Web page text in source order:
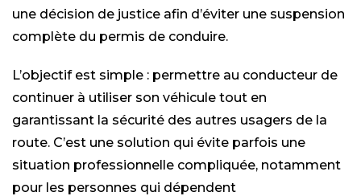
une décision de justice afin d’éviter une suspension
complète du permis de conduire.
L’objectif est simple : permettre au conducteur de
continuer à utiliser son véhicule tout en
garantissant la sécurité des autres usagers de la
route. C’est une solution qui évite parfois une
situation professionnelle compliquée, notamment
pour les personnes qui dépendent